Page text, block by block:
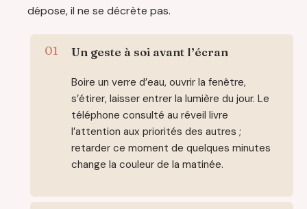
dépose, il ne se décrète pas.
Un geste à soi avant l’écran
Boire un verre d’eau, ouvrir la fenêtre,
s’étirer, laisser entrer la lumière du jour. Le
téléphone consulté au réveil livre
l’attention aux priorités des autres ;
retarder ce moment de quelques minutes
change la couleur de la matinée.